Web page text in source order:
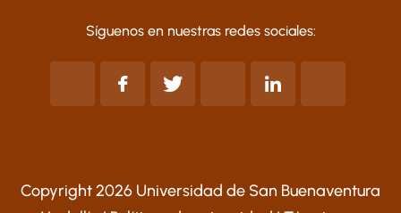
Síguenos en nuestras redes sociales:
Copyright 2026 Universidad de San Buenaventura